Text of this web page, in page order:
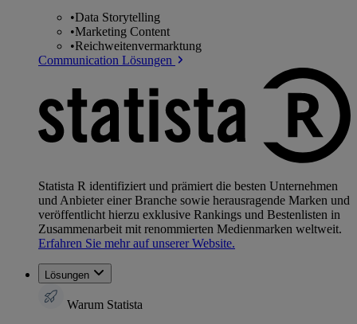
•Data Storytelling
•Marketing Content
•Reichweitenvermarktung
Communication Lösungen
Statista R identifiziert und prämiert die besten Unternehmen
und Anbieter einer Branche sowie herausragende Marken und
veröffentlicht hierzu exklusive Rankings und Bestenlisten in
Zusammenarbeit mit renommierten Medienmarken weltweit.
Erfahren Sie mehr auf unserer Website.
Lösungen
Warum Statista